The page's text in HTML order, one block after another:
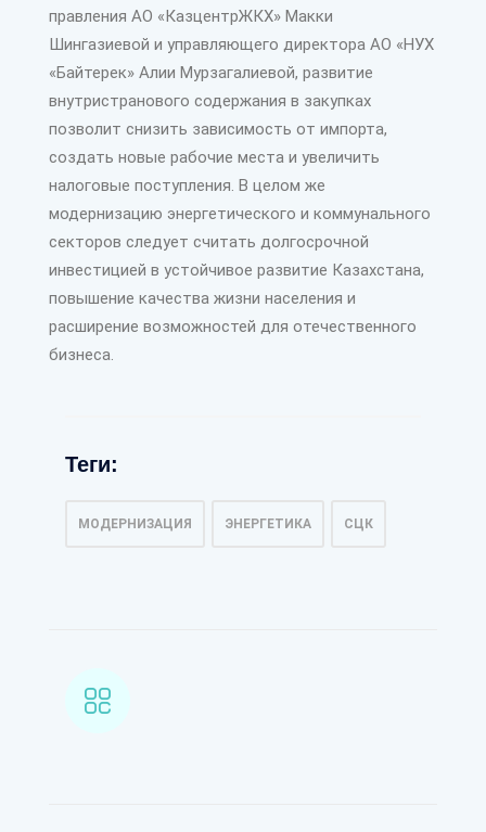
правления АО «КазцентрЖКХ» Макки
Шингазиевой и управляющего директора АО «НУХ
«Байтерек» Алии Мурзагалиевой, развитие
внутристранового содержания в закупках
позволит снизить зависимость от импорта,
создать новые рабочие мес­та и увеличить
налоговые поступления. В целом же
модернизацию энергетического и коммунального
секторов следует считать долгосрочной
инвестицией в устойчивое развитие Казахстана,
повышение качест­ва жизни населения и
расширение возможностей для отечественного
бизнеса.
Теги:
МОДЕРНИЗАЦИЯ ЭНЕРГЕТИКА СЦК